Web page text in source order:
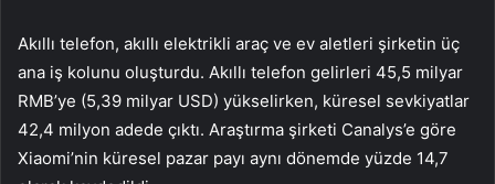
Akıllı telefon, akıllı elektrikli araç ve ev aletleri şirketin üç
ana iş kolunu oluşturdu. Akıllı telefon gelirleri 45,5 milyar
RMB’ye (5,39 milyar USD) yükselirken, küresel sevkiyatlar
42,4 milyon adede çıktı. Araştırma şirketi Canalys’e göre
Xiaomi’nin küresel pazar payı aynı dönemde yüzde 14,7